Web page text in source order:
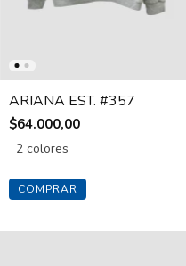
ARIANA EST. #357
$64.000,00
2 colores
COMPRAR